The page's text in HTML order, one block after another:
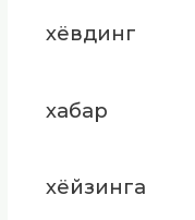
хёвдинг
хабар
хёйзинга